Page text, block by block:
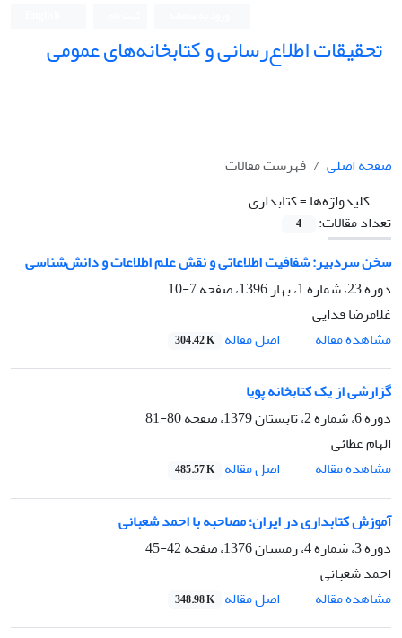
تحقیقات اطلاع‌رسانی و کتابخانه‌های عمومی
صفحه اصلی
فهرست مقالات
کلیدواژه‌ها =کتابداری
تعداد مقالات:
4
سخن سردبیر: شفافیت اطلاعاتی و نقش علم اطلاعات و دانش‌شناسی
دوره 23، شماره 1، بهار 1396، صفحه
7-10
غلامرضا فدایی
مشاهده مقاله
اصل مقاله 304.42 K
گزارشی از یک کتابخانه پویا
دوره 6، شماره 2، تابستان 1379، صفحه
80-81
الهام عطائی
مشاهده مقاله
اصل مقاله 485.57 K
آموزش کتابداری در ایران؛ مصاحبه با احمد شعبانی
دوره 3، شماره 4، زمستان 1376، صفحه
42-45
احمد شعبانی
مشاهده مقاله
اصل مقاله 348.98 K